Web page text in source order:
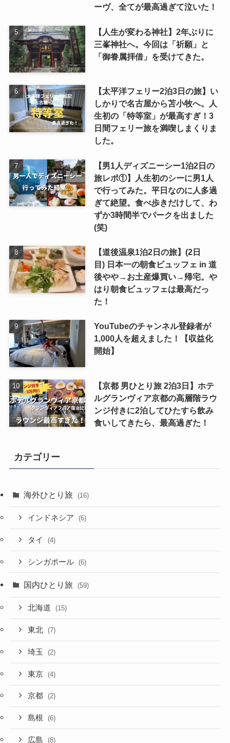
ーヴ、全てが最高過ぎて泣いた！
【人生が変わる神社】2年ぶりに
三峯神社へ。今回は「祈願」と
「御眷属拝借」を受けてきた。
【太平洋フェリー2泊3日の旅】い
しかりで名古屋から苫小牧へ。人
生初の「特等室」が最高すぎ！3
日間フェリー旅を満喫しまくりま
した。
【男1人ディズニーシー1泊2日の
旅レポ①】人生初のシーに男1人
で行ってみた。平日なのに人多過
ぎて絶望。食べ歩きだけして、わ
ずか3時間半でパークを出ました
(笑)
【道後温泉1泊2日の旅】(2日
目) 日本一の朝食ビュッフェ in 道
後やや→お土産爆買い→帰宅。や
はり朝食ビュッフェは最高だっ
た！
YouTubeのチャンネル登録者が
1,000人を超えました！【収益化
開始】
【京都 男ひとり旅 2泊3日】ホテ
ルグランヴィア京都の高層階ラウ
ンジ付きに2泊してひたすら飲み
食いしてきたら、最高過ぎた！
カテゴリー
海外ひとり旅 (16)
インドネシア (6)
タイ (4)
シンガポール (6)
国内ひとり旅 (59)
北海道 (15)
東北 (7)
埼玉 (2)
東京 (4)
京都 (2)
島根 (6)
広島 (8)